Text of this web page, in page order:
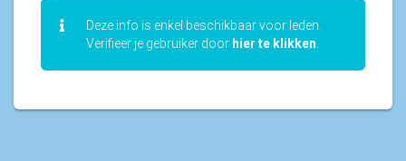
Deze info is enkel beschikbaar voor leden.
Verifieer je gebruiker door hier te klikken